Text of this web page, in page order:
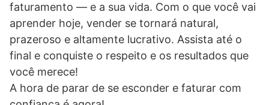
faturamento — e a sua vida. Com o que você vai
aprender hoje, vender se tornará natural,
prazeroso e altamente lucrativo. Assista até o
final e conquiste o respeito e os resultados que
você merece!
A hora de parar de se esconder e faturar com